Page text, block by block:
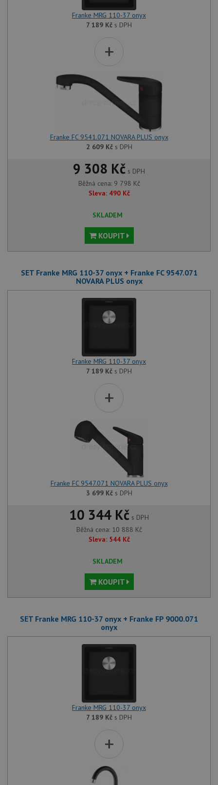
Franke MRG 110-37 onyx
7 189 Kč s DPH
+
Franke FC 9541.071 NOVARA PLUS onyx
2 609 Kčs DPH
9 308 Kč s DPH
Běžná cena: 9 798 Kč
Sleva: 490 Kč
SKLADEM
KOUPIT
SET Franke MRG 110-37 onyx + Franke FC 9547.071
NOVARA PLUS onyx
Franke MRG 110-37 onyx
7 189 Kč s DPH
+
Franke FC 9547.071 NOVARA PLUS onyx
3 699 Kčs DPH
10 344 Kč s DPH
Běžná cena: 10 888 Kč
Sleva: 544 Kč
SKLADEM
KOUPIT
SET Franke MRG 110-37 onyx + Franke FP 9000.071
onyx
Franke MRG 110-37 onyx
7 189 Kč s DPH
+